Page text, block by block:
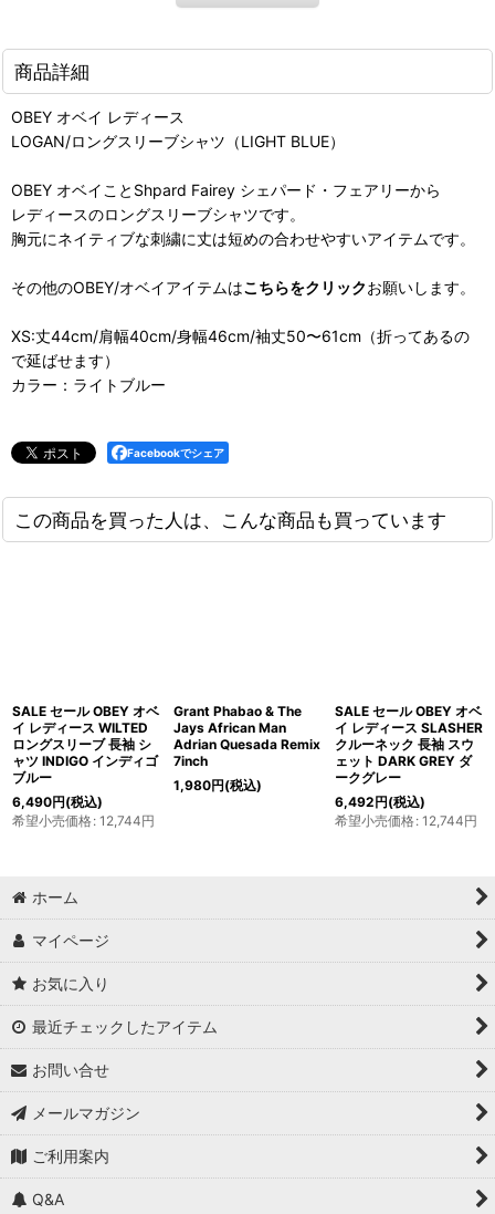
商品詳細
OBEY オベイ レディース
LOGAN/ロングスリーブシャツ（LIGHT BLUE）
OBEY オベイことShpard Fairey シェパード・フェアリーから
レディースのロングスリーブシャツです。
胸元にネイティブな刺繍に丈は短めの合わせやすいアイテムです。
その他のOBEY/オベイアイテムはこちらをクリックお願いします。
XS:丈44cm/肩幅40cm/身幅46cm/袖丈50〜61cm（折ってあるの
で延ばせます）
カラー：ライトブルー
Facebookでシェア
この商品を買った人は、こんな商品も買っています
SALE セール OBEY オベ
イ レディース WILTED
ロングスリーブ 長袖 シ
ャツ INDIGO インディゴ
ブルー
6,490円(税込)
希望小売価格: 12,744円
Grant Phabao & The
Jays African Man
Adrian Quesada Remix
7inch
1,980円(税込)
SALE セール OBEY オベ
イ レディース SLASHER
クルーネック 長袖 スウ
ェット DARK GREY ダ
ークグレー
6,492円(税込)
希望小売価格: 12,744円
ホーム
マイページ
お気に入り
最近チェックしたアイテム
お問い合せ
メールマガジン
ご利用案内
Q&A